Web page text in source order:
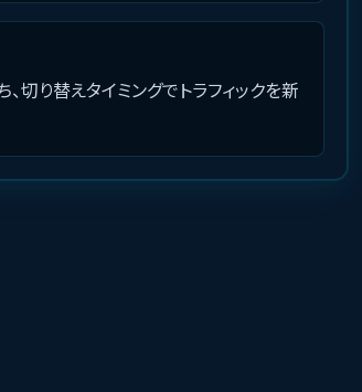
り替えタイミングでトラフィックを新